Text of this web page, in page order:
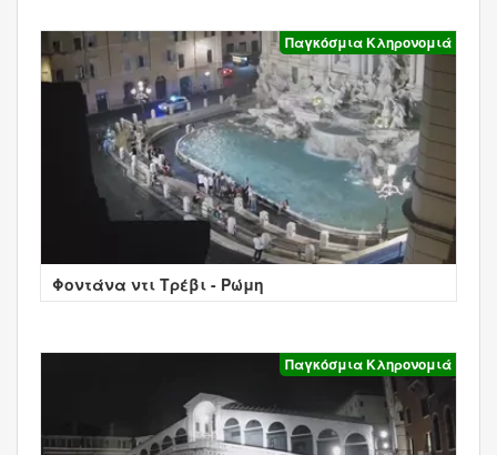
Παγκόσμια Κληρονομιά
Φοντάνα ντι Τρέβι - Ρώμη
Παγκόσμια Κληρονομιά